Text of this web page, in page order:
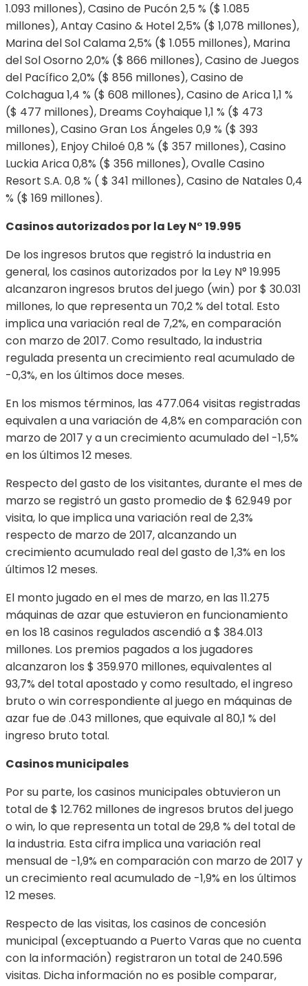
1.093 millones), Casino de Pucón 2,5 % ($ 1.085
millones), Antay Casino & Hotel 2,5% ($ 1,078 millones),
Marina del Sol Calama 2,5% ($ 1.055 millones), Marina
del Sol Osorno 2,0% ($ 866 millones), Casino de Juegos
del Pacífico 2,0% ($ 856 millones), Casino de
Colchagua 1,4 % ($ 608 millones), Casino de Arica 1,1 %
($ 477 millones), Dreams Coyhaique 1,1 % ($ 473
millones), Casino Gran Los Ángeles 0,9 % ($ 393
millones), Enjoy Chiloé 0,8 % ($ 357 millones), Casino
Luckia Arica 0,8% ($ 356 millones), Ovalle Casino
Resort S.A. 0,8 % ( $ 341 millones), Casino de Natales 0,4
% ($ 169 millones).
Casinos autorizados por la Ley N° 19.995
De los ingresos brutos que registró la industria en
general, los casinos autorizados por la Ley N° 19.995
alcanzaron ingresos brutos del juego (win) por $ 30.031
millones, lo que representa un 70,2 % del total. Esto
implica una variación real de 7,2%, en comparación
con marzo de 2017. Como resultado, la industria
regulada presenta un crecimiento real acumulado de
-0,3%, en los últimos doce meses.
En los mismos términos, las 477.064 visitas registradas
equivalen a una variación de 4,8% en comparación con
marzo de 2017 y a un crecimiento acumulado del -1,5%
en los últimos 12 meses.
Respecto del gasto de los visitantes, durante el mes de
marzo se registró un gasto promedio de $ 62.949 por
visita, lo que implica una variación real de 2,3%
respecto de marzo de 2017, alcanzando un
crecimiento acumulado real del gasto de 1,3% en los
últimos 12 meses.
El monto jugado en el mes de marzo, en las 11.275
máquinas de azar que estuvieron en funcionamiento
en los 18 casinos regulados ascendió a $ 384.013
millones. Los premios pagados a los jugadores
alcanzaron los $ 359.970 millones, equivalentes al
93,7% del total apostado y como resultado, el ingreso
bruto o win correspondiente al juego en máquinas de
azar fue de .043 millones, que equivale al 80,1 % del
ingreso bruto total.
Casinos municipales
Por su parte, los casinos municipales obtuvieron un
total de $ 12.762 millones de ingresos brutos del juego
o win, lo que representa un total de 29,8 % del total de
la industria. Esta cifra implica una variación real
mensual de -1,9% en comparación con marzo de 2017 y
un crecimiento real acumulado de -1,9% en los últimos
12 meses.
Respecto de las visitas, los casinos de concesión
municipal (exceptuando a Puerto Varas que no cuenta
con la información) registraron un total de 240.596
visitas. Dicha información no es posible comparar,